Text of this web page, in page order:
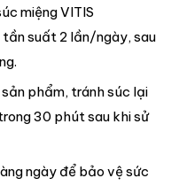
miệng VITIS
suất 2 lần/ngày, sau
phẩm, tránh súc lại
30 phút sau khi sử
ngày để bảo vệ sức